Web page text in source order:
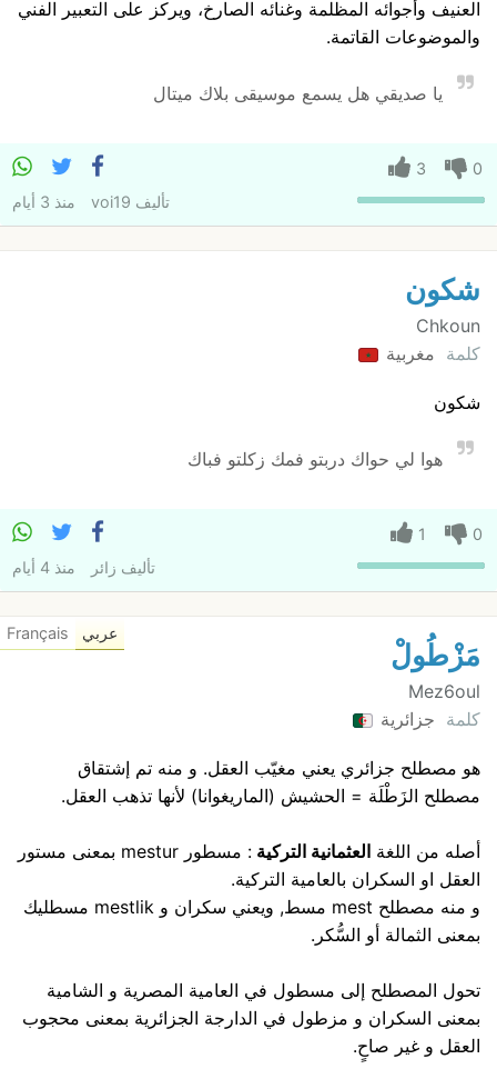
العنيف وأجوائه المظلمة وغنائه الصارخ، ويركز على التعبير الفني
والموضوعات القاتمة.
يا صديقي هل يسمع موسيقى بلاك ميتال
0
3
تأليف voi19 منذ 3 أيام
شكون
Chkoun
كلمة مغربية
شكون
هوا لي حواك دربتو فمك زكلتو فباك
0
1
تأليف زائر منذ 4 أيام
مَزْطُولْ
Mez6oul
كلمة جزائرية
هو مصطلح جزائري يعني مغيّب العقل. و منه تم إشتقاق
مصطلح الزَطْلَة = الحشيش (الماريغوانا) لأنها تذهب العقل.
أصله من اللغة العثمانية التركية
: مسطور mestur بمعنى مستور
العقل او السكران بالعامية التركية.
و منه مصطلح mest مسط, ويعني سكران و mestlik مسطليك
بمعنى الثمالة أو السُّكر.
تحول المصطلح إلى مسطول في العامية المصرية و الشامية
بمعنى السكران و مزطول في الدارجة الجزائرية بمعنى محجوب
العقل و غير صاحٍ.
عربي Français